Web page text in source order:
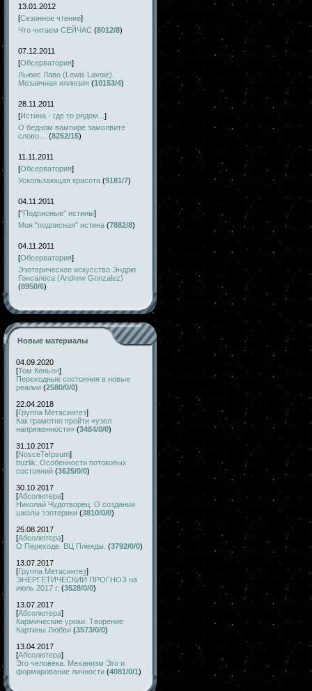
13.01.2012
[Сезонное чтение]
Что читаем СЕЙЧАС (8012/8)
07.12.2011
[Обсерватория]
Льюис Лаво (Lewis Lavoie).
Мозаичная иллюзия (10153/4)
28.11.2011
[Истина - где то рядом... ]
О бедном вампире замолвите
слово…
(8252/15)
11.11.2011
[Обсерватория]
Ускользающая красота (9181/7)
04.11.2011
["Подписные" истины]
Моя "подписная" истина (7882/8)
04.11.2011
[Обсерватория]
Эзотерическое искусство Эндрю
Гонсалеса (Andrew Gonzalez)
(8950/6)
Новые материалы
04.09.2020
[Том Кеньон]
Переходные состояния в новые
реалии (2580/0/0)
22.04.2018
[Группа Метасинтез]
Как грамотно пройти «узел
напряженности» (3484/0/0)
31.10.2017
[NosceTeIpsum]
buzlik. Особенности потоковых
состояний (3625/0/0)
30.10.2017
[Абсолютера]
Николай Чудотворец. О создании
школы эзотерики (3810/0/0)
25.08.2017
[Абсолютера]
О Переходе. ВЦ Плеяды. (3792/0/0)
13.07.2017
[Группа Метасинтез]
ЭНЕРГЕТИЧЕСКИЙ ПРОГНОЗ на
июль 2017 г. (3528/0/0)
13.07.2017
[Абсолютера]
Кармические уроки. Творение
Картины Любви (3573/0/0)
13.04.2017
[Абсолютера]
Эго человека. Механизм Эго и
формирование личности (4081/0/1)